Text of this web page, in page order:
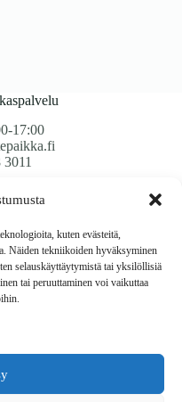
kuten evästeitä,
Näiden tekniikoiden hyväksyminen
selauskäyttäytymistä tai yksilöllisiä
tai peruuttaminen voi vaikuttaa
17:00